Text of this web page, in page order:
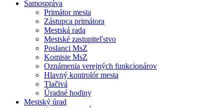
Samospráva
Primátor mesta
Zástupca primátora
Mestská rada
Mestské zastupiteľstvo
Poslanci MsZ
Komisie MsZ
Oznámenia verejných funkcionárov
Hlavný kontrolór mesta
Tlačivá
Úradné hodiny
Mestský úrad